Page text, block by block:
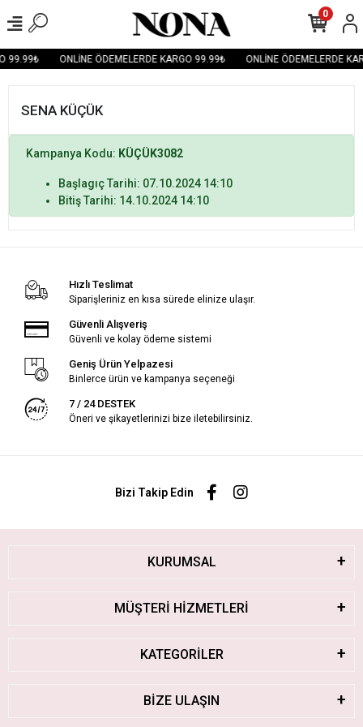
99.99₺ ONLİNE ÖDEMELERDE KARGO 99.99₺ ONLİNE ÖDEMELERDE
0
SENA KÜÇÜK
Kampanya Kodu: KÜÇÜK3082
Başlagıç Tarihi: 07.10.2024 14:10
Bitiş Tarihi: 14.10.2024 14:10
Hızlı Teslimat
Siparişleriniz en kısa sürede elinize ulaşır.
Güvenli Alışveriş
Güvenli ve kolay ödeme sistemi
Geniş Ürün Yelpazesi
Binlerce ürün ve kampanya seçeneği
7 / 24 DESTEK
Öneri ve şikayetlerinizi bize iletebilirsiniz.
Bizi Takip Edin
KURUMSAL
MÜŞTERİ HİZMETLERİ
KATEGORİLER
BİZE ULAŞIN